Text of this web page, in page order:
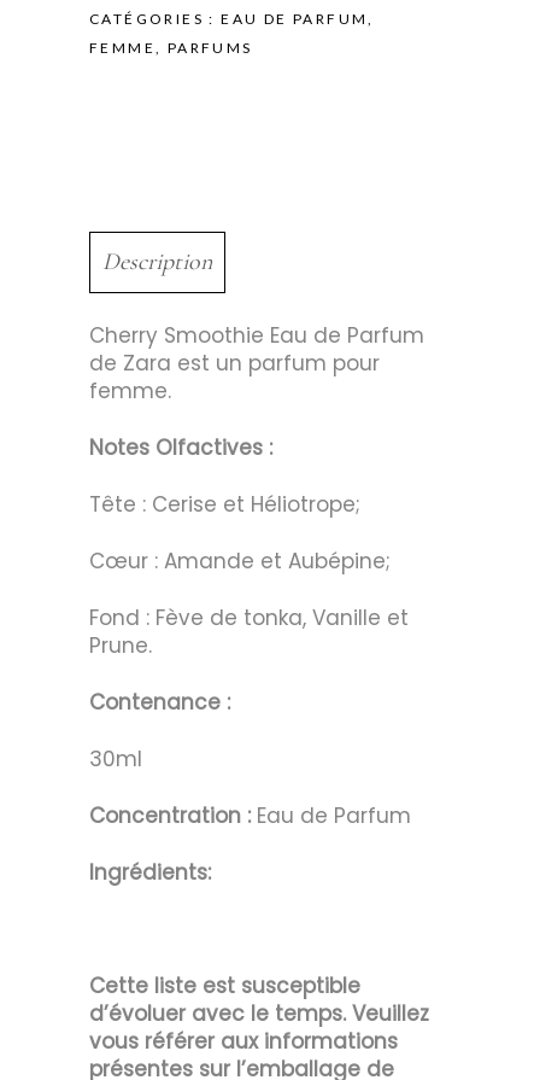
CATÉGORIES :EAU DE PARFUM,
FEMME , PARFUMS
Description
Cherry Smoothie Eau de Parfum
de Zara est un parfum pour
femme.
Notes Olfactives :
Tête : Cerise et Héliotrope;
Cœur : Amande et Aubépine;
Fond : Fève de tonka, Vanille et
Prune.
Contenance :
30ml
Concentration : Eau de Parfum
Ingrédients:
Cette liste est susceptible
d’évoluer avec le temps. Veuillez
vous référer aux informations
présentes sur l’emballage de